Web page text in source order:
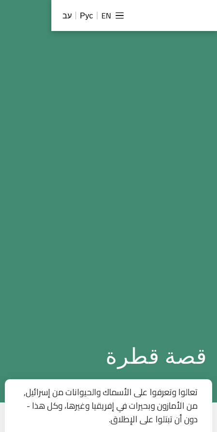
EN
Рус עב
قصة قطرة
تعالوا وتعرفوا على الأسماك والحيوانات من إسرائيل,
من الأمازون وبحيرات في إفريقيا وغيرها، وكل هذا -
دون أن تبتلوا على الإطلاق.